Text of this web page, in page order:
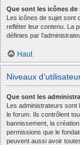
Que sont les icônes de
Les icônes de sujet sont
refléter leur contenu. La
définies par
Haut
Niveaux
Que sont les
Les administrateurs sont
le forum. Ils contrôlent
bannissement, la
permissions que le
peuvent aussi avoir